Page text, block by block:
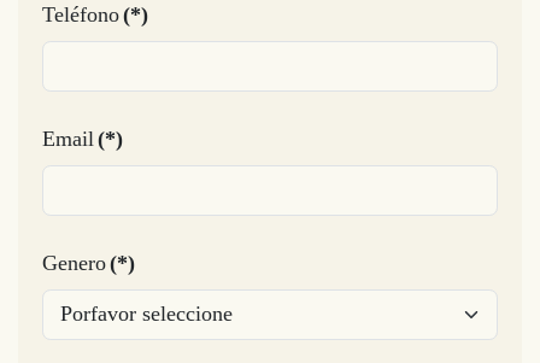
Teléfono(*)
Email (*)
Genero(*)